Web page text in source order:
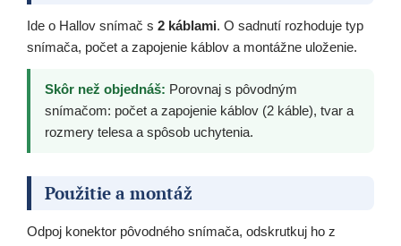
Ide o Hallov snímač s 2 káblami. O sadnutí rozhoduje typ
snímača, počet a zapojenie káblov a montážne uloženie.
Skôr než objednáš: Porovnaj s pôvodným
snímačom: počet a zapojenie káblov (2 káble), tvar a
rozmery telesa a spôsob uchytenia.
Použitie a montáž
Odpoj konektor pôvodného snímača, odskrutkuj ho z